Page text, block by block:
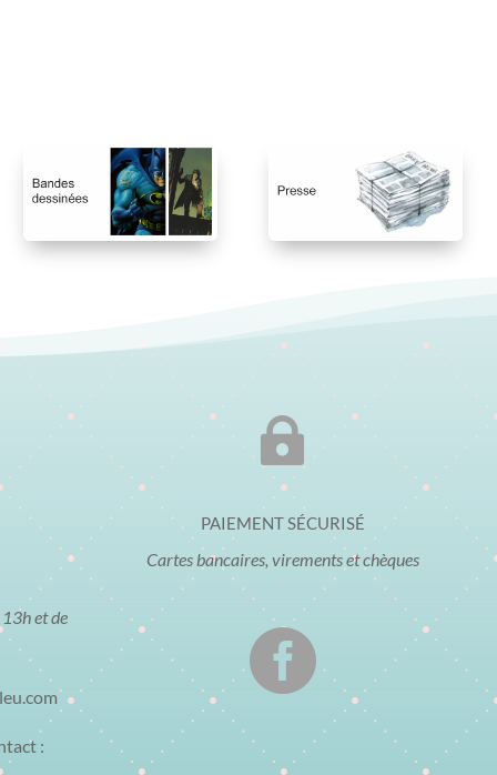
et de
:

PAIEMENT SÉCURISÉ
Cartes bancaires, virements et chèques
